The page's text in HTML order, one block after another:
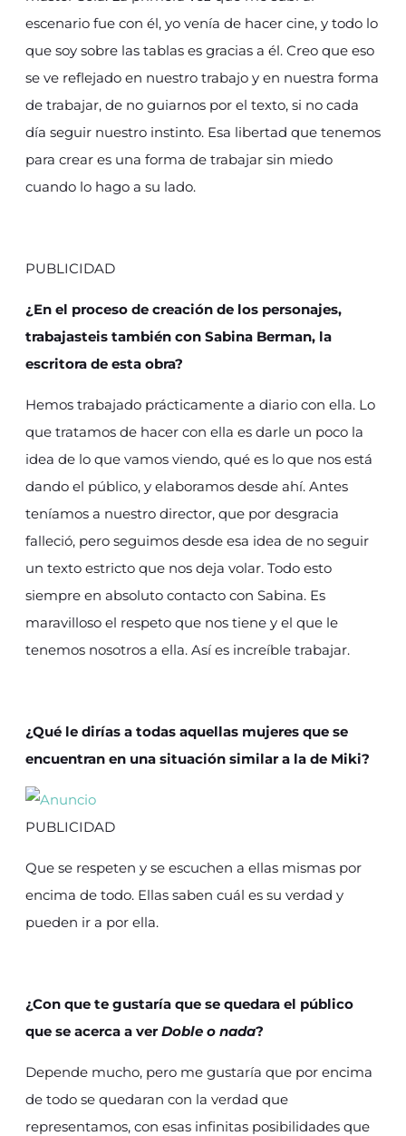
escenario fue con él, yo venía de hacer cine, y todo lo
que soy sobre las tablas es gracias a él. Creo que eso
se ve reflejado en nuestro trabajo y en nuestra forma
de trabajar, de no guiarnos por el texto, si no cada
día seguir nuestro instinto. Esa libertad que tenemos
para crear es una forma de trabajar sin miedo
cuando lo hago a su lado.
PUBLICIDAD
¿En el proceso de creación de los personajes,
trabajasteis también con Sabina Berman, la
escritora de esta obra?
Hemos trabajado prácticamente a diario con ella. Lo
que tratamos de hacer con ella es darle un poco la
idea de lo que vamos viendo, qué es lo que nos está
dando el público, y elaboramos desde ahí. Antes
teníamos a nuestro director, que por desgracia
falleció, pero seguimos desde esa idea de no seguir
un texto estricto que nos deja volar. Todo esto
siempre en absoluto contacto con Sabina. Es
maravilloso el respeto que nos tiene y el que le
tenemos nosotros a ella. Así es increíble trabajar.
¿Qué le dirías a todas aquellas mujeres que se
encuentran en una situación similar a la de Miki?
PUBLICIDAD
Que se respeten y se escuchen a ellas mismas por
encima de todo. Ellas saben cuál es su verdad y
pueden ir a por ella.
¿Con que te gustaría que se quedara el público
que se acerca a ver Doble o nada?
Depende mucho, pero me gustaría que por encima
de todo se quedaran con la verdad que
representamos, con esas infinitas posibilidades que